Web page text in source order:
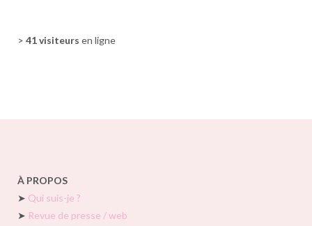
> 41 visiteurs en ligne
À PROPOS
➤ Qui suis-je ?
➤ Revue de presse / web